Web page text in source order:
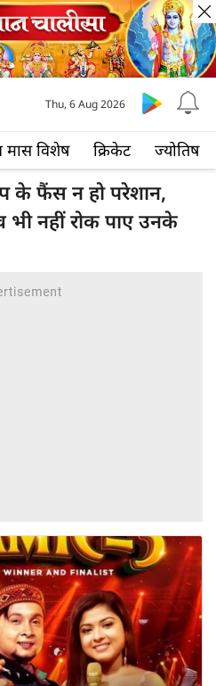
मास विशेष क्रिकेट ज्योतिष
Thu, 6 Aug 2026
के फैंस न हो परेशान,
भी नहीं रोक पाए उनके